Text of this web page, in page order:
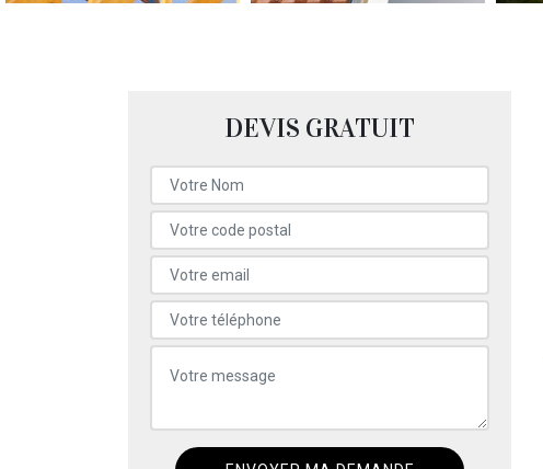
DEVIS GRATUIT